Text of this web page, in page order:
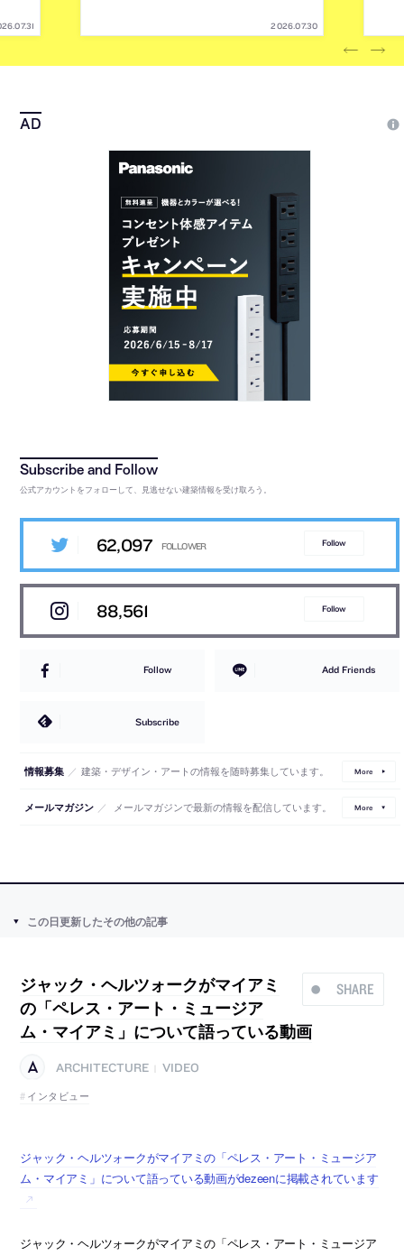
2026.07.30
公式アカウントをフォローして、見逃せない建築情報を受け取ろう。
62,097 Follow
88,561 Follow
Follow Add Friends
Subscribe
情報募集 ／ 建築・デザイン・アートの情報を随時募集しています。 More
メールマガジン ／ メールマガジンで最新の情報を配信しています。 More
この日更新したその他の記事
SHARE
ジャック・ヘルツォークがマイアミ
の「ペレス・アート・ミュージア
ム・マイアミ」について語っている動画
ARCHITECTURE
VIDEO
インタビュー
ジャック・ヘルツォークがマイアミの「ペレス・アート・ミュージア
ム・マイアミ」について語っている動画がdezeenに掲載されています
ジャック・ヘルツォークがマイアミの「ペレス・アート・ミュージア